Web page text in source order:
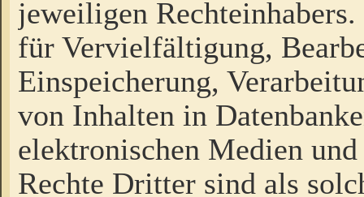
jeweiligen
für Vervielfältigung,
Einspeicherung,
von Inhalten in
elektronischen Medien
Rechte Dritter sind als